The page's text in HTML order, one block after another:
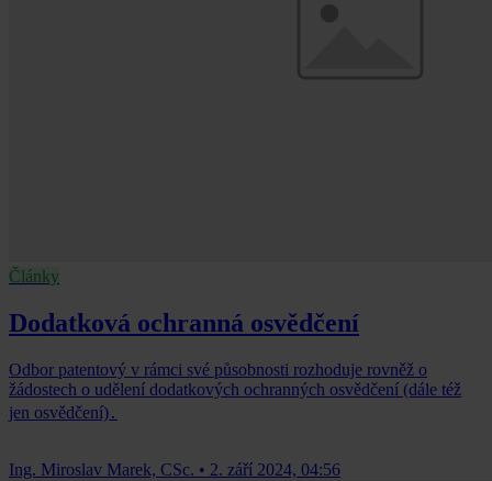
Články
Dodatková ochranná osvědčení
Odbor patentový v rámci své působnosti rozhoduje rovněž o
žádostech o udělení dodatkových ochranných osvědčení (dále též
jen osvědčení)․
Ing. Miroslav Marek, CSc. • 2. září 2024, 04:56